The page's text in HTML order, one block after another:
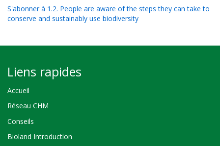
S'abonner à 1.2. People are aware of the steps they can take to
conserve and sustainably use biodiversity
Liens rapides
Accueil
Réseau CHM
Conseils
Bioland Introduction